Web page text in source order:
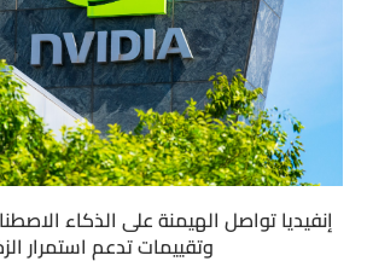
إنفيديا تواصل الهيمنة على الذكاء
وتقييمات تدعم استمرار